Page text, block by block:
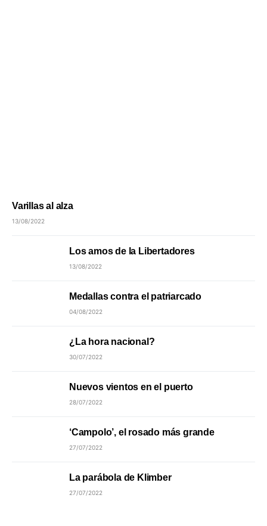
Varillas al alza
13/08/2022
Los amos de la Libertadores
13/08/2022
Medallas contra el patriarcado
04/08/2022
¿La hora nacional?
30/07/2022
Nuevos vientos en el puerto
28/07/2022
‘Campolo’, el rosado más grande
27/07/2022
La parábola de Klimber
27/07/2022